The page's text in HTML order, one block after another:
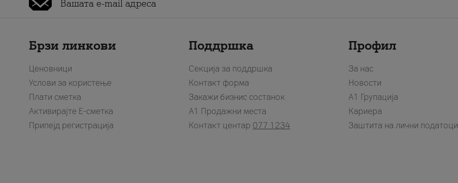
Брзи линкови
Ценовници
Услови за користење
Плати сметка
Активирајте Е-сметка
Припејд регистрација
Поддршка
Секција за поддршка
Контакт форма
Закажи бизнис состанок
A1 Продажни места
Контакт центар 077 1234
Профил
За нас
Новости
А1 Групација
Кариера
Заштита на лични податоци